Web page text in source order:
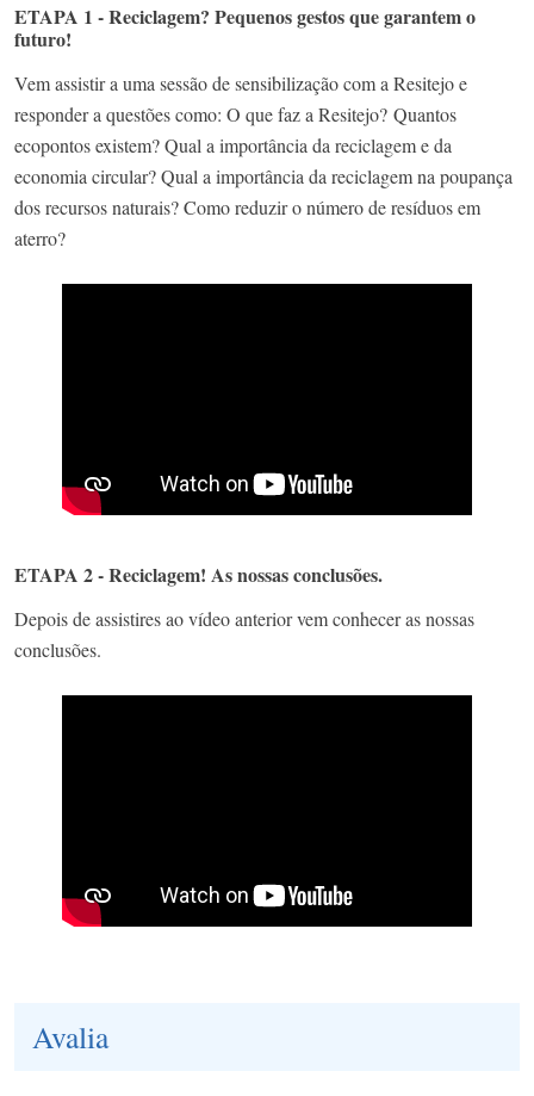
ETAPA 1 - Reciclagem? Pequenos gestos que garantem o
futuro!
Vem assistir a uma sessão de sensibilização com a Resitejo e
responder a questões como: O que faz a Resitejo? Quantos
ecopontos existem? Qual a importância da reciclagem e da
economia circular? Qual a importância da reciclagem na poupança
dos recursos naturais? Como reduzir o número de resíduos em
aterro?
ETAPA 2 - Reciclagem! As nossas conclusões.
Depois de assistires ao vídeo anterior vem conhecer as nossas
conclusões.
Avalia